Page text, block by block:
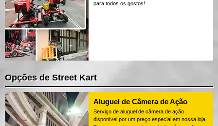
para todos os gostos!
Opções de Street Kart
Aluguel de Câmera de Ação
Serviço de aluguel de câmera de ação
disponível por um preço especial em nossa loja.